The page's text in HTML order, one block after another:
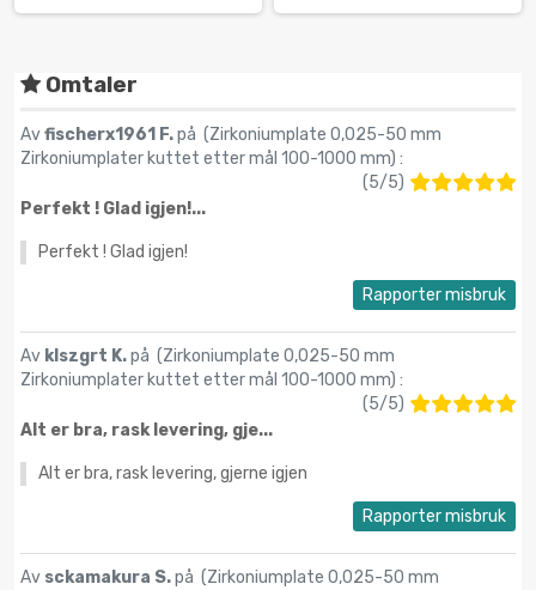
Omtaler
Avfischerx1961 F.på (Zirkoniumplate 0,025-50 mm
Zirkoniumplater kuttet etter mål 100-1000 mm) :
(5/5)
Perfekt ! Glad igjen!...
Perfekt ! Glad igjen!
Rapporter misbruk
Av klszgrt K.på (Zirkoniumplate 0,025-50 mm
Zirkoniumplater kuttet etter mål 100-1000 mm) :
(5/5)
Alt er bra, rask levering, gje...
Alt er bra, rask levering, gjerne igjen
Rapporter misbruk
Av sckamakura S.på (Zirkoniumplate 0,025-50 mm